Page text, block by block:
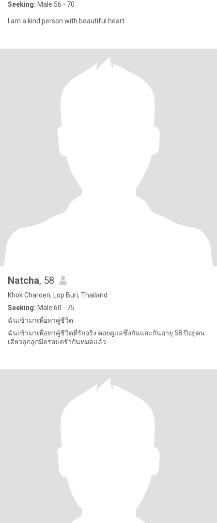
Seeking: Male 56 - 70
l am a kind person with beautiful heart
Natcha, 58
Khok Charoen, Lop Buri, Thailand
Seeking: Male 60 - 75
ฉันเข้ามาเพื่อหาคู่ชีวิต
ฉันเข้ามาเพื่อหาคู่ชีวิตที่รักจริง คอยดูแลซึ่งกันและกันอายุ 58 ปีอยู่คน
เดียวลูกลูกมีครอบครัวกันหมดแล้ว